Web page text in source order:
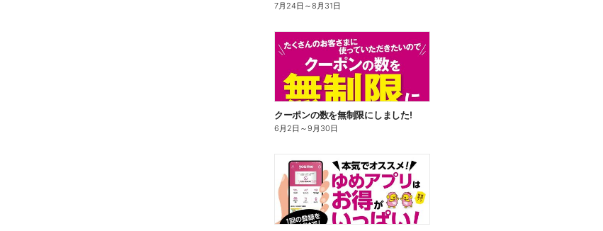
7月24日 ～8月31日
クーポンの数を無制限にしました!
6月2日 ～9月30日